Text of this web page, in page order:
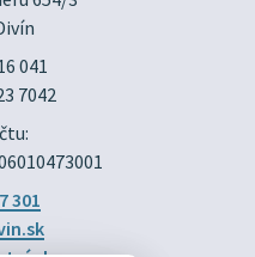
041
7042
301